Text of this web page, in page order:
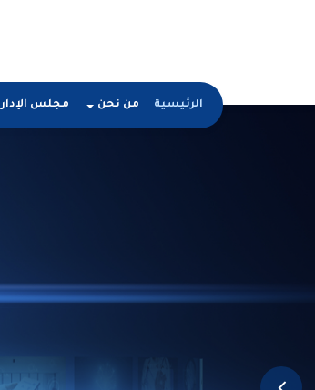
الرئيسية من نحن مجلس